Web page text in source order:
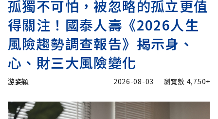
孤獨不可怕，被忽略的孤立更值
得關注！國泰人壽《2026人生
風險趨勢調查報告》揭示身、
心、財三大風險變化
游姿穎 2026-08-03 瀏覽數 4,750+